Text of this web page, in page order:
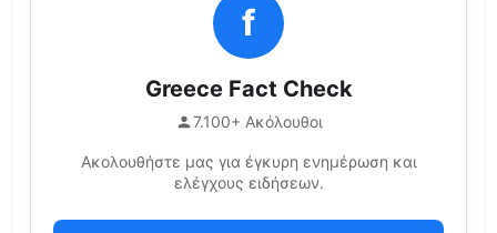
f
Greece Fact Check
7.100+ Ακόλουθοι
Ακολουθήστε μας για έγκυρη ενημέρωση και
ελέγχους ειδήσεων.